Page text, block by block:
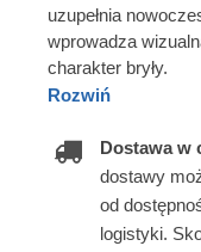
uzupełnia
wprowadza
charakter bryły.
Rozwiń
Dostawa w
dostawy
od
logistyki.